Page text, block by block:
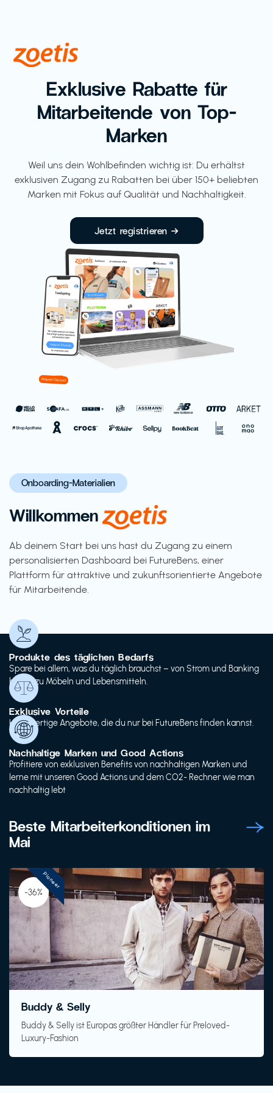
Exklusive Rabatte für
Mitarbeitende von Top-
Marken
Weil uns dein Wohlbefinden wichtig ist: Du erhältst
exklusiven Zugang zu Rabatten bei über 150+ beliebten
Marken mit Fokus auf Qualität und Nachhaltigkeit.
Jetzt registrieren →
Onboarding-Materialien
Willkommen
Ab deinem Start bei uns hast du Zugang zu einem
personalisierten Dashboard bei FutureBens, einer
Plattform für attraktive und zukunftsorientierte Angebote
für Mitarbeitende.
Produkte des täglichen Bedarfs
Spare bei allem, was du täglich brauchst – von Strom und Banking
bis hin zu Möbeln und Lebensmitteln.
Exklusive Vorteile
Hochwertige Angebote, die du nur bei FutureBens finden kannst.
Nachhaltige Marken und Good Actions
Profitiere von exklusiven Benefits von nachhaltigen Marken und
lerne mit unseren Good Actions und dem CO2- Rechner wie man
nachhaltig lebt
Beste Mitarbeiterkonditionen im
Mai
-36%
Buddy & Selly
Buddy & Selly ist Europas größter Händler für Preloved-
Luxury-Fashion
Pioneer